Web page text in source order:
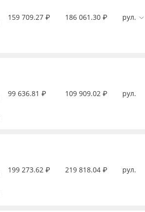
159 709.27 ₽ 186 061.30 ₽ рул.
99 636.81 ₽ 109 909.02 ₽ рул.
199 273.62 ₽ 219 818.04 ₽ рул.